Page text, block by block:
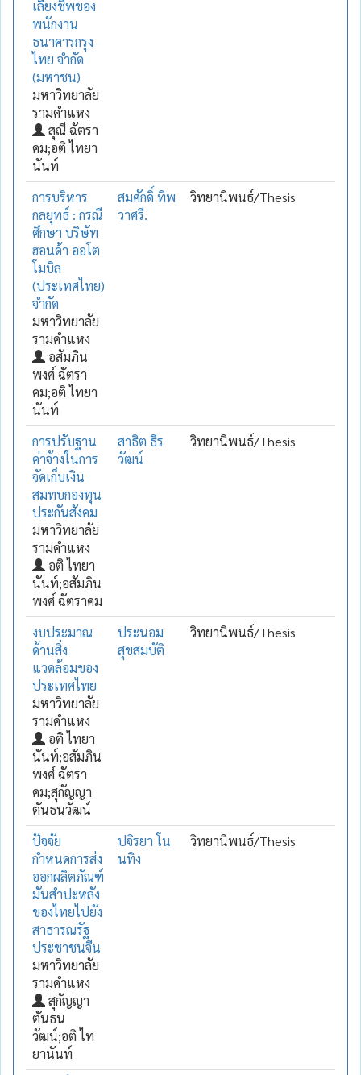
เลี้ยงชีพของ
พนักงาน
ธนาคารกรุง
ไทย จำกัด
(มหาชน)
มหาวิทยาลัย
รามคำแหง
สุณี ฉัตรา
คม;อติ ไทยา
นันท์
การบริหาร
กลยุทธ์ : กรณี
ศึกษา บริษัท
ฮอนด้า ออโต
โมบิล
(ประเทศไทย)
จำกัด
มหาวิทยาลัย
รามคำแหง
อสัมภิน
พงศ์ ฉัตรา
คม;อติ ไทยา
นันท์
สมศักดิ์ ทิพ
วาศรี.
วิทยานิพนธ์/Thesis
การปรับฐาน
ค่าจ้างในการ
จัดเก็บเงิน
สมทบกองทุน
ประกันสังคม
มหาวิทยาลัย
รามคำแหง
อติ ไทยา
นันท์;อสัมภิน
พงศ์ ฉัตราคม
สาธิต ธีร
วัฒน์
วิทยานิพนธ์/Thesis
งบประมาณ
ด้านสิ่ง
แวดล้อมของ
ประเทศไทย
มหาวิทยาลัย
รามคำแหง
อติ ไทยา
นันท์;อสัมภิน
พงศ์ ฉัตรา
คม;สุกัญญา
ตันธนวัฒน์
ประนอม
สุขสมบัติ
วิทยานิพนธ์/Thesis
ปัจจัย
กำหนดการส่ง
ออกผลิตภัณฑ์
มันสำปะหลัง
ของไทยไปยัง
สาธารณรัฐ
ประชาชนจีน
มหาวิทยาลัย
รามคำแหง
สุกัญญา
ตันธน
วัฒน์;อติ ไท
ยานันท์
ปจิรยา โน
นทิง
วิทยานิพนธ์/Thesis